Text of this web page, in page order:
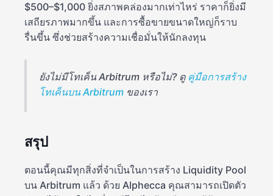
$500–$1,000 ยิ่งสภาพคล่องมากเท่าไหร่ ราคาก็ยิ่งมี
เสถียรภาพมากขึ้น และการซื้อขายขนาดใหญ่ก็ราบ
รื่นขึ้น ซึ่งช่วยสร้างความเชื่อมั่นให้นักลงทุน
ยังไม่มีโทเค็น Arbitrum หรือไม่? ดู คู่มือการสร้าง
โทเค็นบน Arbitrum ของเรา
สรุป
ตอนนี้คุณมีทุกสิ่งที่จำเป็นในการสร้าง Liquidity Pool
บน Arbitrum แล้ว ด้วย Alphecca คุณสามารถเปิดตัว